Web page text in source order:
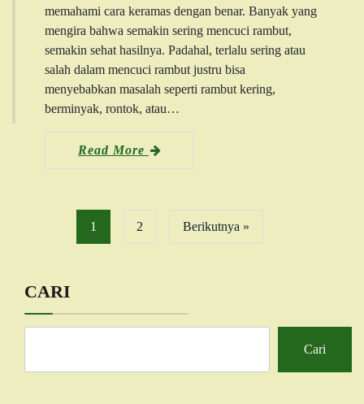
memahami cara keramas dengan benar. Banyak yang
mengira bahwa semakin sering mencuci rambut,
semakin sehat hasilnya. Padahal, terlalu sering atau
salah dalam mencuci rambut justru bisa
menyebabkan masalah seperti rambut kering,
berminyak, rontok, atau…
Read More
1 2 Berikutnya »
CARI
Cari